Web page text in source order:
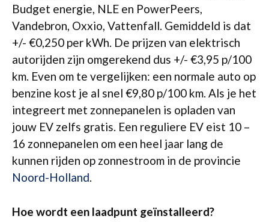
Budget energie, NLE en PowerPeers,
Vandebron, Oxxio, Vattenfall. Gemiddeld is dat
+/- €0,250 per kWh. De prijzen van elektrisch
autorijden zijn omgerekend dus +/- €3,95 p/100
km. Even om te vergelijken: een normale auto op
benzine kost je al snel €9,80 p/100 km. Als je het
integreert met zonnepanelen is opladen van
jouw EV zelfs gratis. Een reguliere EV eist 10 –
16 zonnepanelen om een heel jaar lang de
kunnen rijden op zonnestroom in de provincie
Noord-Holland.
Hoe wordt een laadpunt geïnstalleerd?